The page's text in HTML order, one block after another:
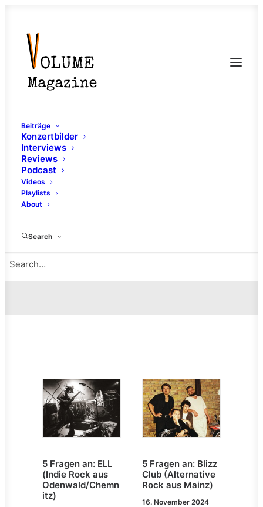
Beiträge
Konzertbilder
Interviews
Reviews
Podcast
Videos
Playlists
About
Search
5 Fragen an: ELL
(Indie Rock aus
Odenwald/Chemn
itz)
5 Fragen an: Blizz
Club (Alternative
Rock aus Mainz)
16. November 2024